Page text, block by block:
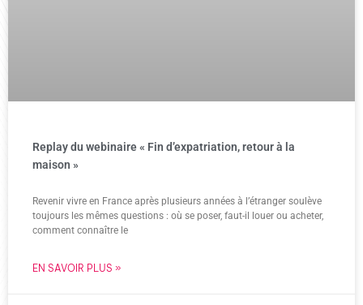
Replay du webinaire « Fin d’expatriation, retour à la
maison »
Revenir vivre en France après plusieurs années à l’étranger soulève
toujours les mêmes questions : où se poser, faut-il louer ou acheter,
comment connaître le
EN SAVOIR PLUS »